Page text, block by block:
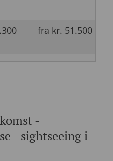
fra kr. 51.500
-
- sightseeing i